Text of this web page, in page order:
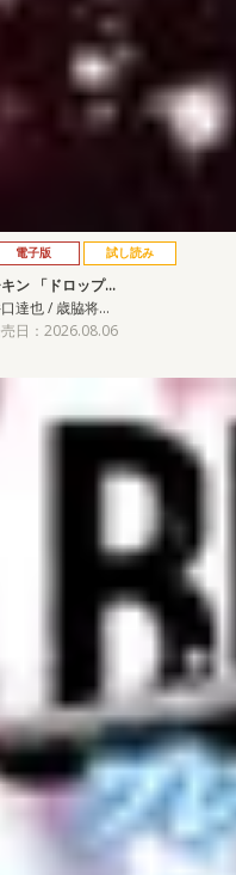
電子版 試し読み
ン 「ドロップ…
達也 / 歳脇将…
日：2026.08.06